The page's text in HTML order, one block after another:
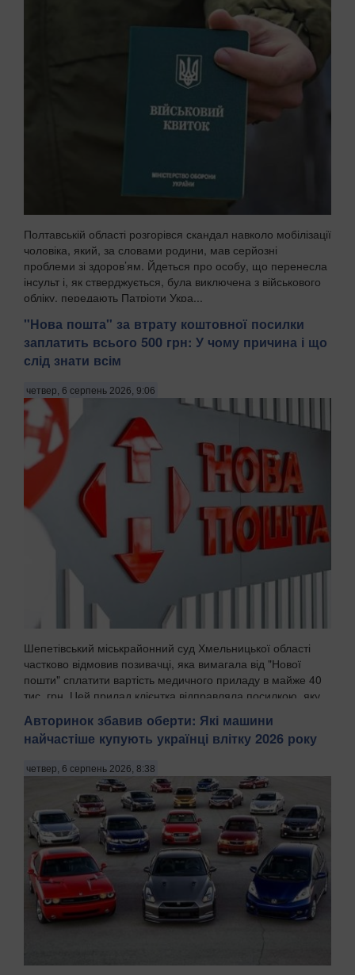
Полтавській області розгорівся скандал навколо мобілізації
чоловіка, який, за словами родини, мав серйозні
проблеми зі здоров’ям. Йдеться про особу, що перенесла
інсульт і, як стверджується, була виключена з військового
обліку, передають Патріоти Укра...
"Нова пошта" за втрату коштовної посилки
заплатить всього 500 грн: У чому причина і що
слід знати всім
четвер, 6 серпень 2026, 9:06
Шепетівський міськрайонний суд Хмельницької області
частково відмовив позивачці, яка вимагала від "Нової
пошти" сплатити вартість медичного приладу в майже 40
тис. грн. Цей прилад клієнтка відправляла посилкою, яку
Авторинок збавив оберти: Які машини
найчастіше купують українці влітку 2026 року
четвер, 6 серпень 2026, 8:38